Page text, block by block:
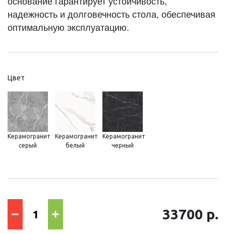
надежность и долговечность стола, обеспечивая
оптимальную эксплуатацию.
Цвет
Керамогранит
серый
Керамогранит
белый
Керамогранит
черный
33700 р.